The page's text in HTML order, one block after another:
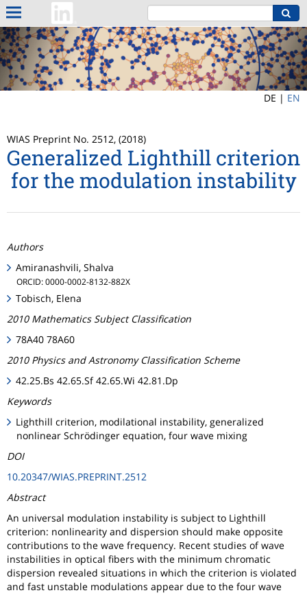
DE | EN
WIAS Preprint No. 2512, (2018)
Generalized Lighthill criterion
for the modulation instability
Authors
Amiranashvili, Shalva
ORCID: 0000-0002-8132-882X
Tobisch, Elena
2010 Mathematics Subject Classification
78A40 78A60
2010 Physics and Astronomy Classification Scheme
42.25.Bs 42.65.Sf 42.65.Wi 42.81.Dp
Keywords
Lighthill criterion, modilational instability, generalized
nonlinear Schrödinger equation, four wave mixing
DOI
10.20347/WIAS.PREPRINT.2512
Abstract
An universal modulation instability is subject to Lighthill
criterion: nonlinearity and dispersion should make opposite
contributions to the wave frequency. Recent studies of wave
instabilities in optical fibers with the minimum chromatic
dispersion revealed situations in which the criterion is violated
and fast unstable modulations appear due to the four wave